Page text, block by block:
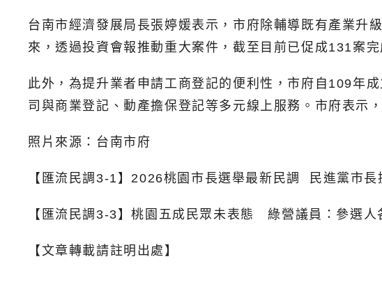
台南市經濟發展局長張婷媛表示，市府除輔導既有產業升
來，透過投資會報推動重大案件，截至目前已促成131案
此外，為提升業者申請工商登記的便利性，市府自109年
司與商業登記、動產擔保登記等多元線上服務。市府表示
照片來源：台南市府
【匯流民調3-1】2026桃園市長選舉最新民調 民進黨市
【匯流民調3-3】桃園五成民眾未表態 綠營議員：參選人
【文章轉載請註明出處】